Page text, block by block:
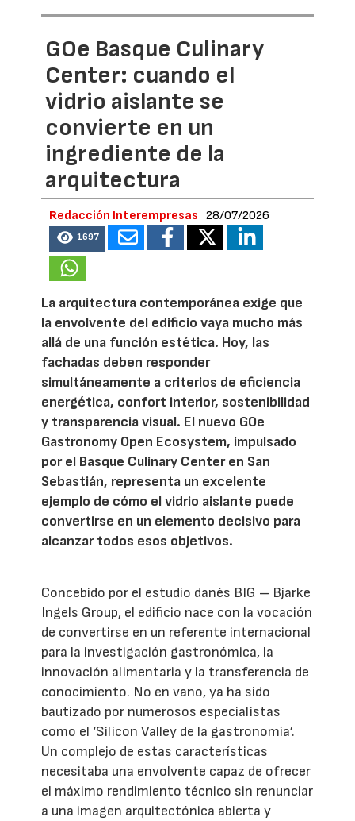
GOe Basque Culinary
Center: cuando el
vidrio aislante se
convierte en un
ingrediente de la
arquitectura
Redacción Interempresas 28/07/2026
1697
La arquitectura contemporánea exige que
la envolvente del edificio vaya mucho más
allá de una función estética. Hoy, las
fachadas deben responder
simultáneamente a criterios de eficiencia
energética, confort interior, sostenibilidad
y transparencia visual. El nuevo GOe
Gastronomy Open Ecosystem, impulsado
por el Basque Culinary Center en San
Sebastián, representa un excelente
ejemplo de cómo el vidrio aislante puede
convertirse en un elemento decisivo para
alcanzar todos esos objetivos.
Concebido por el estudio danés BIG – Bjarke
Ingels Group, el edificio nace con la vocación
de convertirse en un referente internacional
para la investigación gastronómica, la
innovación alimentaria y la transferencia de
conocimiento. No en vano, ya ha sido
bautizado por numerosos especialistas
como el ‘Silicon Valley de la gastronomía’.
Un complejo de estas características
necesitaba una envolvente capaz de ofrecer
el máximo rendimiento técnico sin renunciar
a una imagen arquitectónica abierta y